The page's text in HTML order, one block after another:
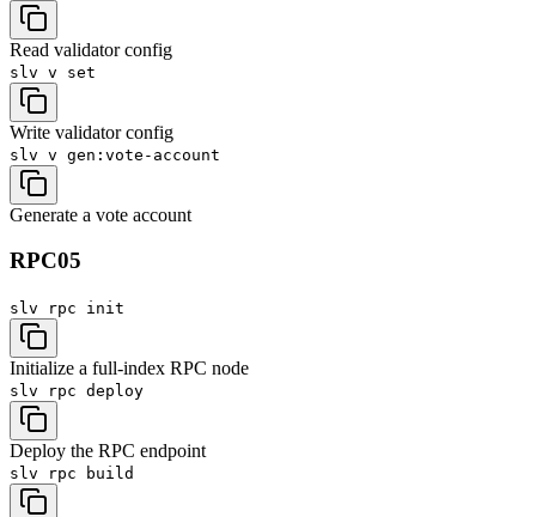
Read validator config
slv v set
Write validator config
slv v gen:vote-account
Generate a vote account
RPC05
slv rpc init
Initialize a full-index RPC node
slv rpc deploy
Deploy the RPC endpoint
slv rpc build